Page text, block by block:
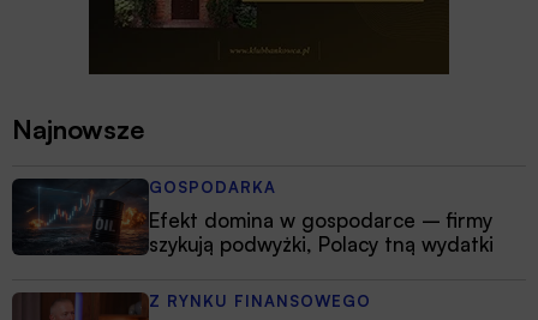
Najnowsze
GOSPODARKA
Efekt domina w gospodarce – firmy
szykują podwyżki, Polacy tną wydatki
Z RYNKU FINANSOWEGO